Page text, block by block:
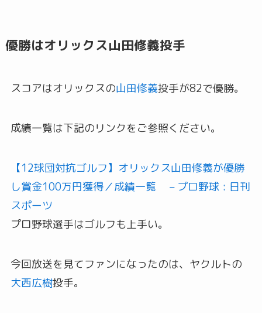
優勝はオリックス山田修義投手
スコアはオリックスの山田修義投手が82で優勝。
成績一覧は下記のリンクをご参照ください。
【12球団対抗ゴルフ】オリックス山田修義が優勝
し賞金100万円獲得／成績一覧 – プロ野球 : 日刊
スポーツ
プロ野球選手はゴルフも上手い。
今回放送を見てファンになったのは、ヤクルトの
大西広樹投手。